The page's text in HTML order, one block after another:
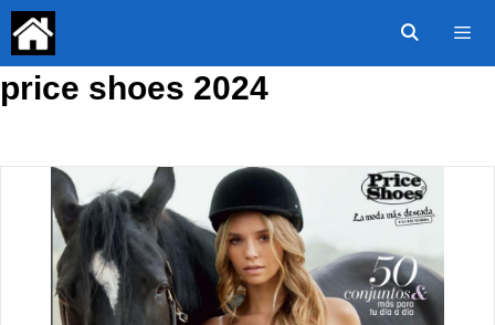
Saltar
contenido
price shoes 2024